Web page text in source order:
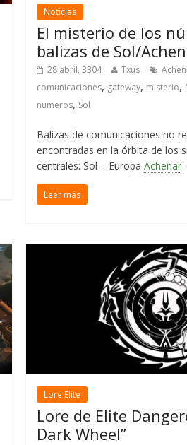
Noticias
El misterio de los
balizas de Sol/
28 abril, 3304 Txus
comunicaciones, gateway, misterio,
numeros, Sol
Balizas de comunicaciones no
encontradas en la órbita de los
centrales: Sol – EuropaAchenar
Leer más
Lore Elite
Lore de Elite
Dark Wheel”